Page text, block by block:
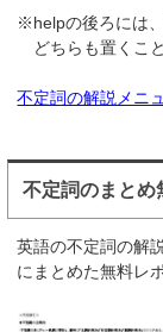
※helpの後ろには
どちらも置くこ
不定詞の解説メニ
不定詞のまとめ
英語の不定詞の解
にまとめた無料レ